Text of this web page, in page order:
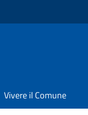
Vivere il Comune